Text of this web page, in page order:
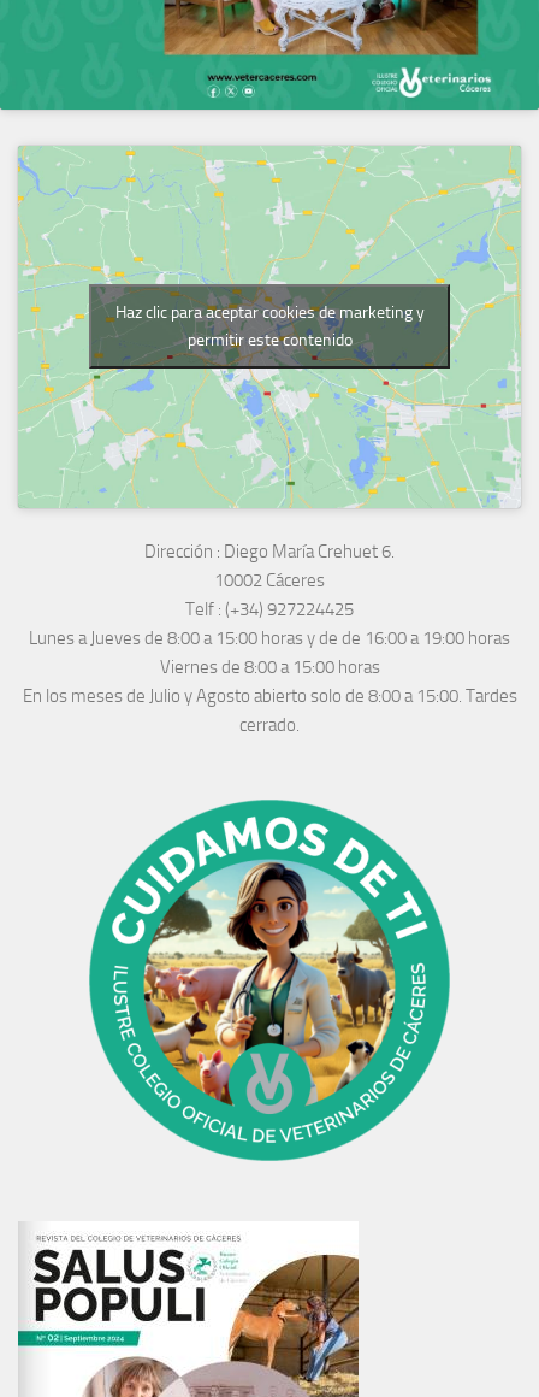
Haz clic para aceptar cookies de marketing y
permitir este contenido
Dirección : Diego María Crehuet 6.
10002 Cáceres
Telf : (+34) 927224425
Lunes a Jueves de 8:00 a 15:00 horas y de de 16:00 a 19:00 horas
Viernes de 8:00 a 15:00 horas
En los meses de Julio y Agosto abierto solo de 8:00 a 15:00. Tardes
cerrado.